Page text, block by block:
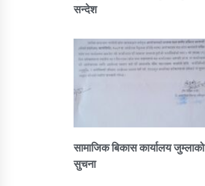
सन्देश
सामाजिक बिकास कार्यालय जुम्लाकाे
सुचना